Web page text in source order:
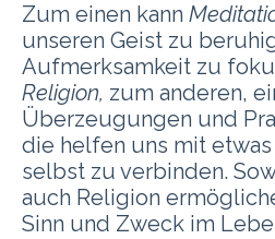
Zum einen kann
unseren Geist zu
Aufmerksamkeit zu
Religion, zum anderen,
Überzeugungen und
die helfen uns mit
selbst zu verbinden.
auch Religion
Sinn und Zweck im